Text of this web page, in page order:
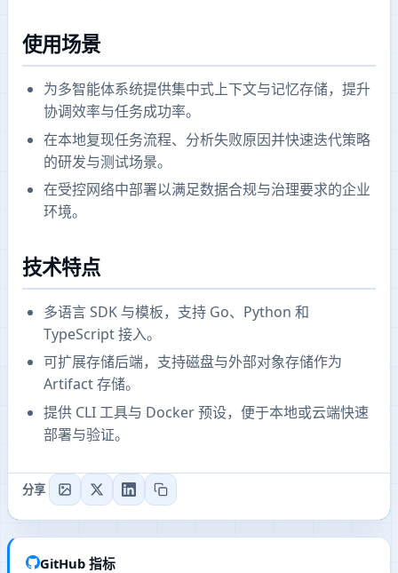
使用场景
为多智能体系统提供集中式上下文与记忆存储，提升
协调效率与任务成功率。
在本地复现任务流程、分析失败原因并快速迭代策略
的研发与测试场景。
在受控网络中部署以满足数据合规与治理要求的企业
环境。
技术特点
多语言 SDK 与模板，支持 Go、Python 和
TypeScript 接入。
可扩展存储后端，支持磁盘与外部对象存储作为
Artifact 存储。
提供 CLI 工具与 Docker 预设，便于本地或云端快速
部署与验证。
分享
GitHub 指标